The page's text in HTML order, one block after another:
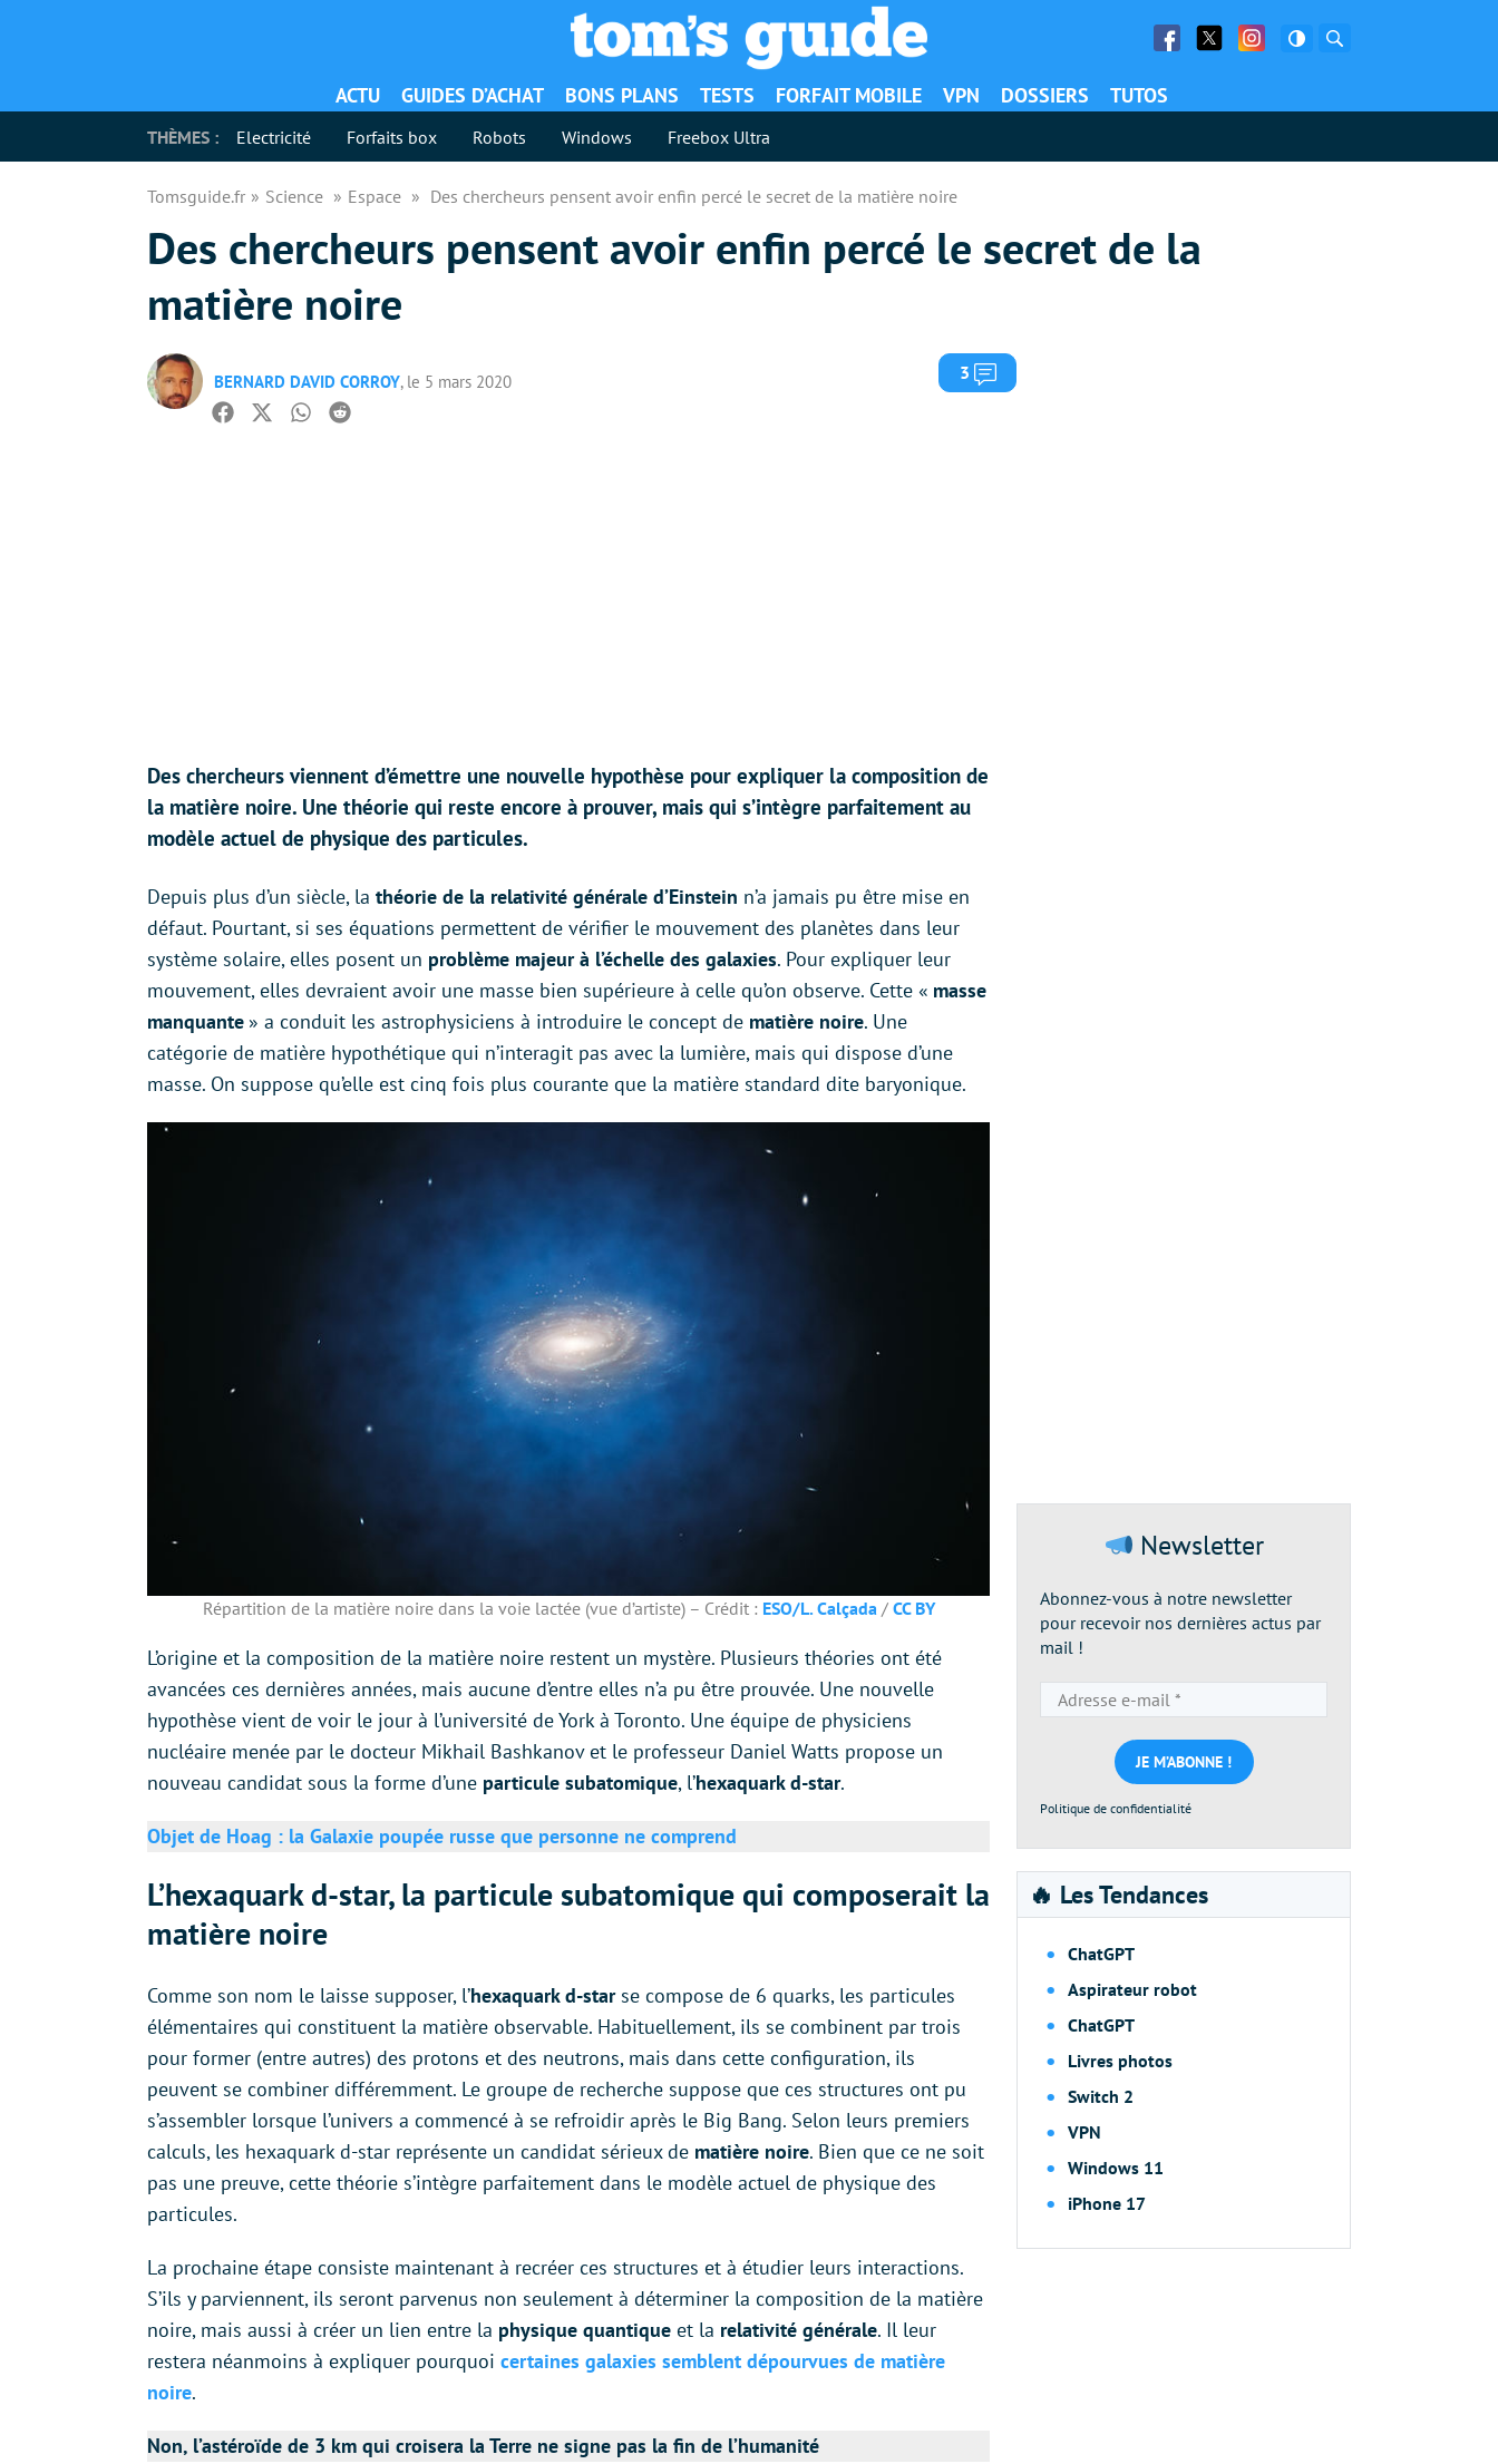
Facebook
Twitter Facebook
ACTU GUIDES D’ACHAT BONS PLANS TESTS FORFAIT MOBILE VPN DOSSIERS TUTOS
THÈMES : Electricité Forfaits box Robots Windows Freebox Ultra
Tomsguide.fr Science Espace Des chercheurs pensent avoir enfin percé le secret de la matière noire
Des chercheurs pensent avoir enfin percé le secret de la
matière noire
BERNARD DAVID CORROY, le 5 mars 2020 3 Commentaires
Facebook
TwitterWhatsapp
Reddit
Des chercheurs viennent d’émettre une nouvelle hypothèse pour expliquer la composition de
la matière noire. Une théorie qui reste encore à prouver, mais qui s’intègre parfaitement au
modèle actuel de physique des particules.
Depuis plus d’un siècle, la théorie de la relativité générale d’Einstein n’a jamais pu être mise en
défaut. Pourtant, si ses équations permettent de vérifier le mouvement des planètes dans leur
système solaire, elles posent un problème majeur à l’échelle des galaxies. Pour expliquer leur
mouvement, elles devraient avoir une masse bien supérieure à celle qu’on observe. Cette « masse
manquante » a conduit les astrophysiciens à introduire le concept de matière noire. Une
catégorie de matière hypothétique qui n’interagit pas avec la lumière, mais qui dispose d’une
masse. On suppose qu’elle est cinq fois plus courante que la matière standard dite baryonique.
Répartition de la matière noire dans la voie lactée (vue d’artiste) – Crédit : ESO/L. Calçada/ CC BY
L’origine et la composition de la matière noire restent un mystère. Plusieurs théories ont été
avancées ces dernières années, mais aucune d’entre elles n’a pu être prouvée. Une nouvelle
hypothèse vient de voir le jour à l’université de York à Toronto. Une équipe de physiciens
nucléaire menée par le docteur Mikhail Bashkanov et le professeur Daniel Watts propose un
nouveau candidat sous la forme d’une particule subatomique, l’hexaquark d-star.
Objet de Hoag : la Galaxie poupée russe que personne ne comprend
L’hexaquark d-star, la particule subatomique qui composerait la
matière noire
Comme son nom le laisse supposer, l’hexaquark d-starse compose de 6 quarks, les particules
élémentaires qui constituent la matière observable. Habituellement, ils se combinent par trois
pour former (entre autres) des protons et des neutrons, mais dans cette configuration, ils
peuvent se combiner différemment. Le groupe de recherche suppose que ces structures ont pu
s’assembler lorsque l’univers a commencé à se refroidir après le Big Bang. Selon leurs premiers
calculs, les hexaquark d-star représente un candidat sérieux de matière noire. Bien que ce ne soit
pas une preuve, cette théorie s’intègre parfaitement dans le modèle actuel de physique des
particules.
La prochaine étape consiste maintenant à recréer ces structures et à étudier leurs interactions.
S’ils y parviennent, ils seront parvenus non seulement à déterminer la composition de la matière
noire, mais aussi à créer un lien entre la physique quantique et la relativité générale. Il leur
restera néanmoins à expliquer pourquoi certaines galaxies semblent dépourvues de matière
noire.
Non, l’astéroïde de 3 km qui croisera la Terre ne signe pas la fin de l’humanité
Newsletter
Abonnez-vous à notre newsletter
pour recevoir nos dernières actus par
mail !
e-
mail
*
Politique de confidentialité
🔥 Les Tendances
ChatGPT
Aspirateur robot
ChatGPT
Livres photos
Switch 2
VPN
Windows 11
iPhone 17